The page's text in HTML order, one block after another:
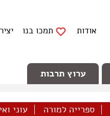
אודות תמכו בנו
ערוץ תרבות
ספרייה למורה עוני